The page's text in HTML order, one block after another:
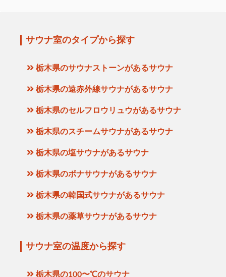
サウナ室のタイプから探す
栃木県のサウナストーンがあるサウナ
栃木県の遠赤外線サウナがあるサウナ
栃木県のセルフロウリュウがあるサウナ
栃木県のスチームサウナがあるサウナ
栃木県の塩サウナがあるサウナ
栃木県のボナサウナがあるサウナ
栃木県の韓国式サウナがあるサウナ
栃木県の薬草サウナがあるサウナ
サウナ室の温度から探す
栃木県の100〜℃のサウナ